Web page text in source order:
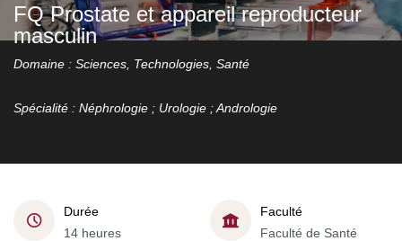
FQ Prostate et appareil reproducteur
masculin
Domaine : Sciences, Technologies, Santé
Spécialité : Néphrologie ; Urologie ; Andrologie
Durée
14 heures
Faculté
Faculté de Santé